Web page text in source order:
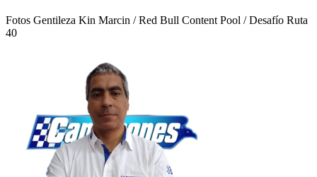
Fotos Gentileza Kin Marcin / Red Bull Content Pool / Desafío Ruta
40